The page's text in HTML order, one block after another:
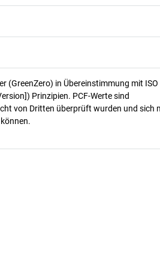
(GreenZero) in Übereinstimmung mit ISO
Prinzipien. PCF-Werte sind
von Dritten überprüft wurden und sich